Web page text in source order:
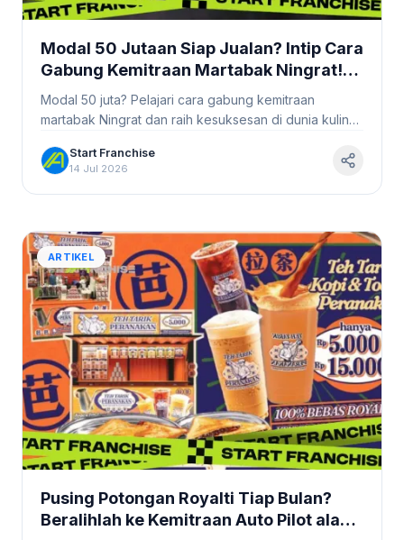
Modal 50 Jutaan Siap Jualan? Intip Cara
Gabung Kemitraan Martabak Ningrat!
#Startfranchise
Modal 50 juta? Pelajari cara gabung kemitraan
martabak Ningrat dan raih kesuksesan di dunia kuliner.
Start Franchise
14 Jul 2026
ARTIKEL
Pusing Potongan Royalti Tiap Bulan?
Beralihlah ke Kemitraan Auto Pilot ala